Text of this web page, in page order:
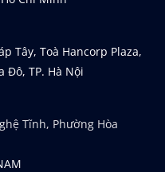
Tây, Toà Hancorp Plaza,
Đô, TP. Hà Nội
Tĩnh, Phường Hòa